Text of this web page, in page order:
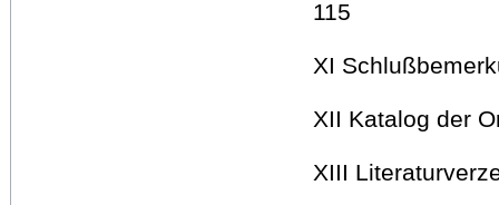
115
XI
XII Katalog der
XIII